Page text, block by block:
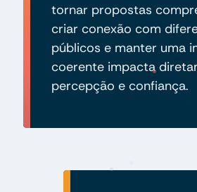
tornar propostas
criar conexão com
públicos e manter uma
coerente impacta
percepção e confiança.